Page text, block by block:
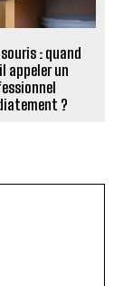
: quand
un
?